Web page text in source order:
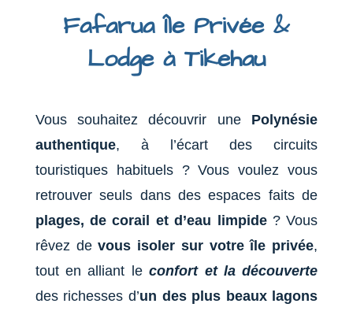
Fafarua Île Privée &
Lodge à Tikehau
Vous souhaitez découvrir une Polynésie
authentique, à l’écart des circuits
touristiques habituels ? Vous voulez vous
retrouver seuls dans des espaces faits de
plages, de corail et d’eau limpide ? Vous
rêvez devous isoler sur votre île privée,
tout en alliant leconfort et la découverte
des richesses d’un des plus beaux lagons